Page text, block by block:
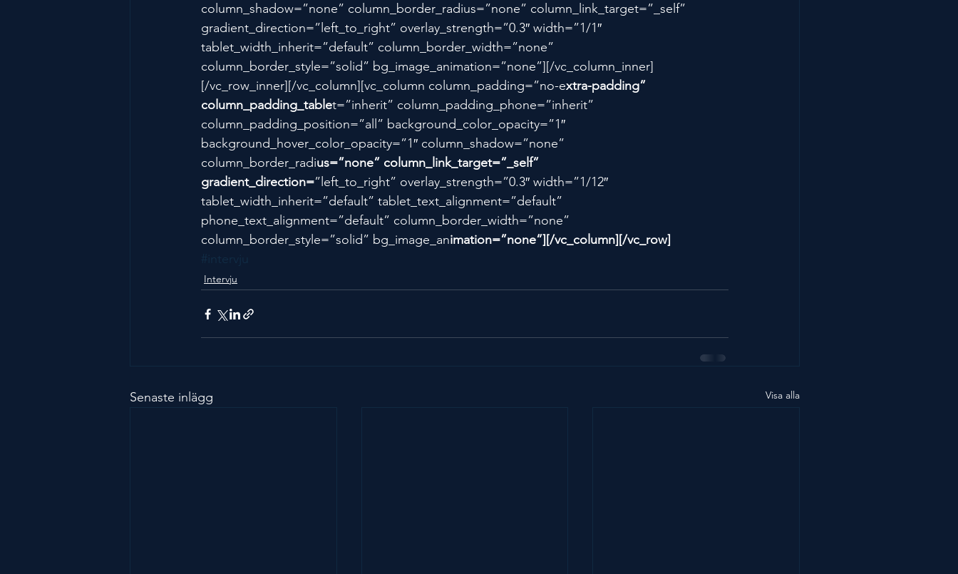
column_shadow=”none” column_border_radius=”none” column_link_target=”_self”
gradient_direction=”left_to_right” overlay_strength=”0.3″ width=”1/1″
tablet_width_inherit=”default” column_border_width=”none”
column_border_style=”solid” bg_image_animation=”none”][/vc_column_inner]
[/vc_row_inner][/vc_column][vc_column column_padding=”no-extra-padding”
column_padding_tablet=”inherit” column_padding_phone=”inherit”
column_padding_position=”all” background_color_opacity=”1″
background_hover_color_opacity=”1″ column_shadow=”none”
column_border_radius=”none” column_link_target=”_self”
gradient_direction=”left_to_right” overlay_strength=”0.3″ width=”1/12″
tablet_width_inherit=”default” tablet_text_alignment=”default”
phone_text_alignment=”default” column_border_width=”none”
column_border_style=”solid” bg_image_animation=”none”][/vc_column][/vc_row]
Intervju
Senaste inlägg Visa alla